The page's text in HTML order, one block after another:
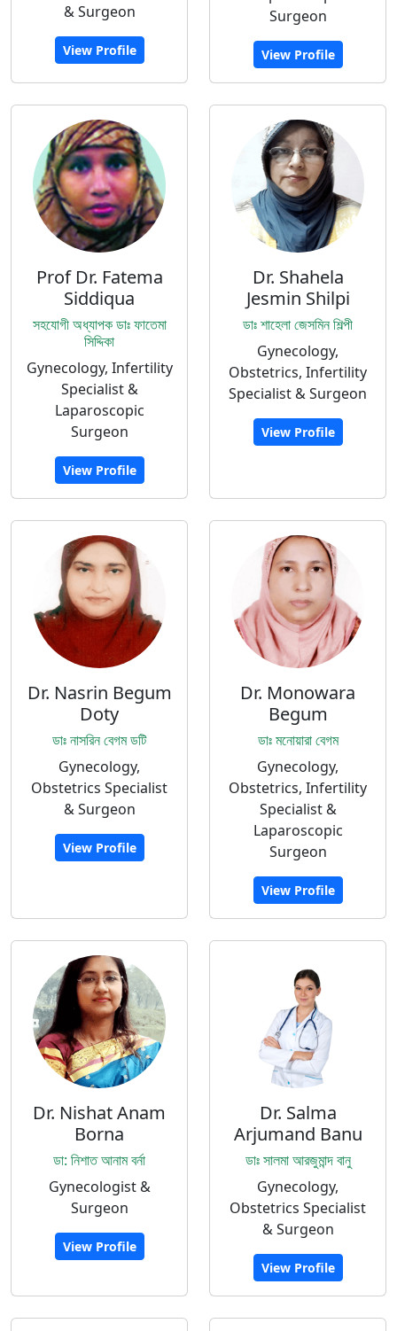
& Surgeon
View Profile
Surgeon
View Profile
Prof Dr. Fatema
Siddiqua
সহযোগী অধ্যাপক ডাঃ ফাতেমা
সিদ্দিকা
Gynecology, Infertility
Specialist &
Laparoscopic
Surgeon
View Profile
Dr. Shahela
Jesmin Shilpi
ডাঃ শাহেলা জেসমিন শিল্পী
Gynecology,
Obstetrics, Infertility
Specialist & Surgeon
View Profile
Dr. Nasrin Begum
Doty
ডাঃ নাসরিন বেগম ডটি
Gynecology,
Obstetrics Specialist
& Surgeon
View Profile
Dr. Monowara
Begum
ডাঃ মনোয়ারা বেগম
Gynecology,
Obstetrics, Infertility
Specialist &
Laparoscopic
Surgeon
View Profile
Dr. Nishat Anam
Borna
ডা: নিশাত আনাম বর্না
Gynecologist &
Surgeon
View Profile
Dr. Salma
Arjumand Banu
ডাঃ সালমা আরজুমান্দ বানু
Gynecology,
Obstetrics Specialist
& Surgeon
View Profile